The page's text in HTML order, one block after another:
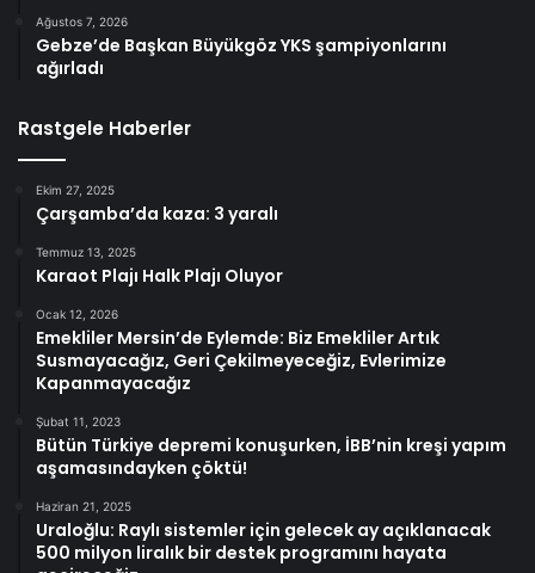
Ağustos 7, 2026
Gebze’de Başkan Büyükgöz YKS şampiyonlarını
ağırladı
Rastgele Haberler
Ekim 27, 2025
Çarşamba’da kaza: 3 yaralı
Temmuz 13, 2025
Karaot Plajı Halk Plajı Oluyor
Ocak 12, 2026
Emekliler Mersin’de Eylemde: Biz Emekliler Artık
Susmayacağız, Geri Çekilmeyeceğiz, Evlerimize
Kapanmayacağız
Şubat 11, 2023
Bütün Türkiye depremi konuşurken, İBB’nin kreşi yapım
aşamasındayken çöktü!
Haziran 21, 2025
Uraloğlu: Raylı sistemler için gelecek ay açıklanacak
500 milyon liralık bir destek programını hayata